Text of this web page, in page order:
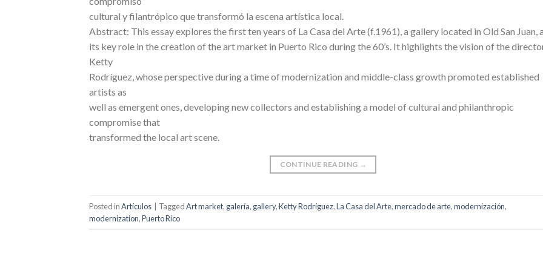
cultural y filantrópico que transformó la escena artística local.
Abstract: This essay explores the first ten years of La Casa del Arte (f.1961), a gallery located in Old San Juan,
its key role in the creation of the art market in Puerto Rico during the 60’s. It highlights the vision of the
Ketty
Rodríguez, whose perspective during a time of modernization and middle-class growth promoted established
artists as
well as emergent ones, developing new collectors and establishing a model of cultural and philanthropic
compromise that
transformed the local art scene.
CONTINUE READING →
Posted inArtículos | TaggedArt market, galería, gallery,Ketty Rodríguez,La Casa del Arte,mercado de arte,modernización,
modernization,Puerto Rico